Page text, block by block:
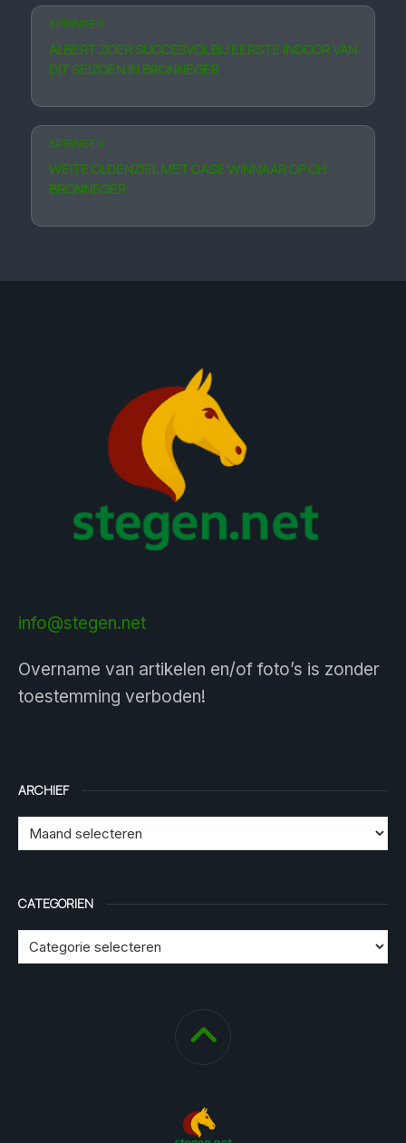
SPRINGEN
ALBERT ZOER SUCCESVOL BIJ EERSTE INDOOR VAN
DIT SEIZOEN IN BRONNEGER
SPRINGEN
WEITE OLDENZIEL MET CASE WINNAAR OP CH
BRONNEGER
info@stegen.net
Overname van artikelen en/of foto’s is zonder
toestemming verboden!
ARCHIEF
CATEGORIEN